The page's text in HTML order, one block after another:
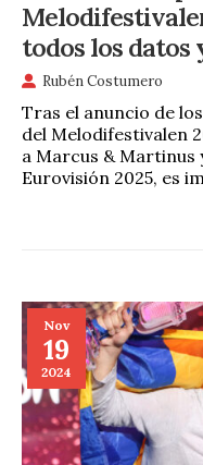
todos los datos
Rubén Costumero
Tras el anuncio de
del Melodifestivalen
a Marcus & Martinus
Eurovisión 2025, es
Nov
19
2024